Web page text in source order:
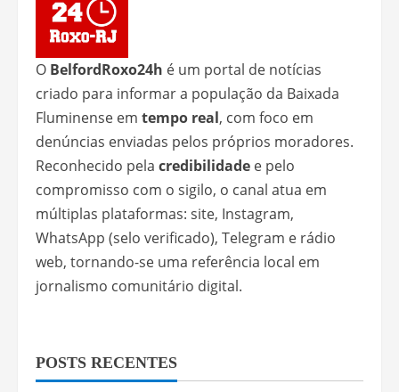
O BelfordRoxo24h é um portal de notícias
criado para informar a população da Baixada
Fluminense em tempo real, com foco em
denúncias enviadas pelos próprios moradores.
Reconhecido pela credibilidade e pelo
compromisso com o sigilo, o canal atua em
múltiplas plataformas: site, Instagram,
WhatsApp (selo verificado), Telegram e rádio
web, tornando-se uma referência local em
jornalismo comunitário digital.
POSTS RECENTES